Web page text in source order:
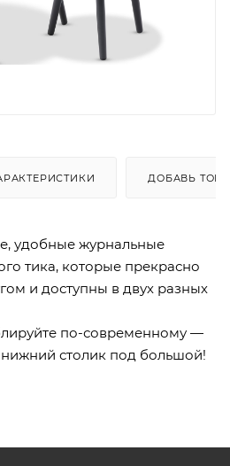
ДОБАВЬ
удобные журнальные
тика, которые прекрасно
и доступны в двух разных
по-современному —
столик под большой!